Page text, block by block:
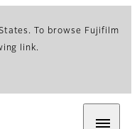
To browse Fujifilm
link.